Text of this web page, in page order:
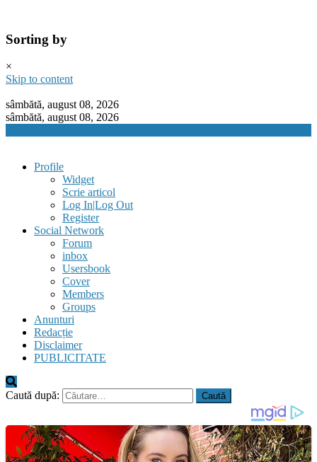
Sorting by
×
Skip to content
sâmbătă, august 08, 2026
sâmbătă, august 08, 2026
Profile
Widget
Scrie articol
Log In|Log Out
Register
Social Network
Forum
inbox
Usersbook
Cover
Members
Groups
Anunturi
Redacție
Disclaimer
PUBLICITATE
Caută după: